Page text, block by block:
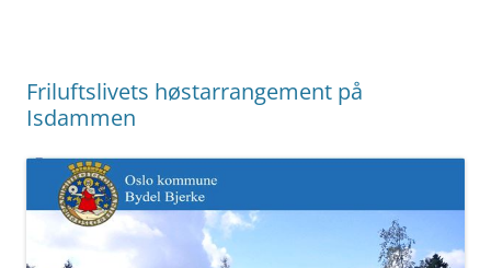
Friluftslivets høstarrangement på
Isdammen